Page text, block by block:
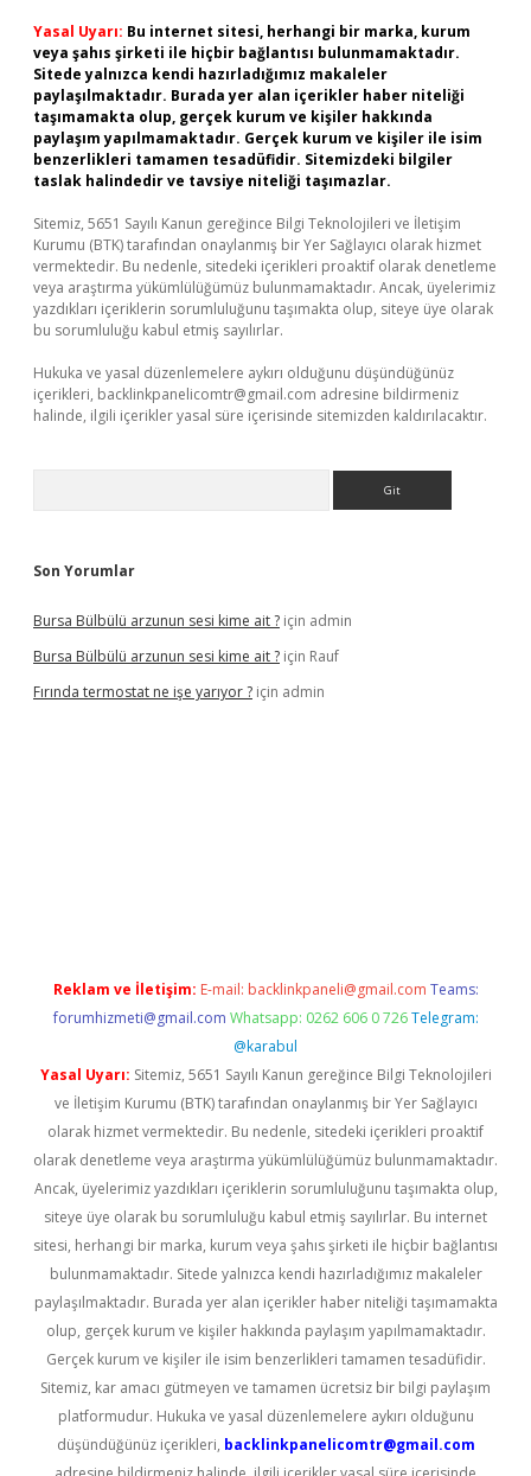
Yasal Uyarı: Bu internet sitesi, herhangi bir marka, kurum
veya şahıs şirketi ile hiçbir bağlantısı bulunmamaktadır.
Sitede yalnızca kendi hazırladığımız makaleler
paylaşılmaktadır. Burada yer alan içerikler haber niteliği
taşımamakta olup, gerçek kurum ve kişiler hakkında
paylaşım yapılmamaktadır. Gerçek kurum ve kişiler ile isim
benzerlikleri tamamen tesadüfidir. Sitemizdeki bilgiler
taslak halindedir ve tavsiye niteliği taşımazlar.
Sitemiz, 5651 Sayılı Kanun gereğince Bilgi Teknolojileri ve İletişim
Kurumu (BTK) tarafından onaylanmış bir Yer Sağlayıcı olarak hizmet
vermektedir. Bu nedenle, sitedeki içerikleri proaktif olarak denetleme
veya araştırma yükümlülüğümüz bulunmamaktadır. Ancak, üyelerimiz
yazdıkları içeriklerin sorumluluğunu taşımakta olup, siteye üye olarak
bu sorumluluğu kabul etmiş sayılırlar.
Hukuka ve yasal düzenlemelere aykırı olduğunu düşündüğünüz
içerikleri, backlinkpanelicomtr@gmail.com adresine bildirmeniz
halinde, ilgili içerikler yasal süre içerisinde sitemizden kaldırılacaktır.
Son Yorumlar
Bursa Bülbülü arzunun sesi kime ait ? için admin
Bursa Bülbülü arzunun sesi kime ait ? için Rauf
Fırında termostat ne işe yarıyor ? için admin
Reklam ve İletişim: E-mail: backlinkpaneli@gmail.com Teams:
forumhizmeti@gmail.com Whatsapp: 0262 606 0 726 Telegram:
@karabul
Yasal Uyarı: Sitemiz, 5651 Sayılı Kanun gereğince Bilgi Teknolojileri
ve İletişim Kurumu (BTK) tarafından onaylanmış bir Yer Sağlayıcı
olarak hizmet vermektedir. Bu nedenle, sitedeki içerikleri proaktif
olarak denetleme veya araştırma yükümlülüğümüz bulunmamaktadır.
Ancak, üyelerimiz yazdıkları içeriklerin sorumluluğunu taşımakta olup,
siteye üye olarak bu sorumluluğu kabul etmiş sayılırlar. Bu internet
sitesi, herhangi bir marka, kurum veya şahıs şirketi ile hiçbir bağlantısı
bulunmamaktadır. Sitede yalnızca kendi hazırladığımız makaleler
paylaşılmaktadır. Burada yer alan içerikler haber niteliği taşımamakta
olup, gerçek kurum ve kişiler hakkında paylaşım yapılmamaktadır.
Gerçek kurum ve kişiler ile isim benzerlikleri tamamen tesadüfidir.
Sitemiz, kar amacı gütmeyen ve tamamen ücretsiz bir bilgi paylaşım
platformudur. Hukuka ve yasal düzenlemelere aykırı olduğunu
düşündüğünüz içerikleri, backlinkpanelicomtr@gmail.com